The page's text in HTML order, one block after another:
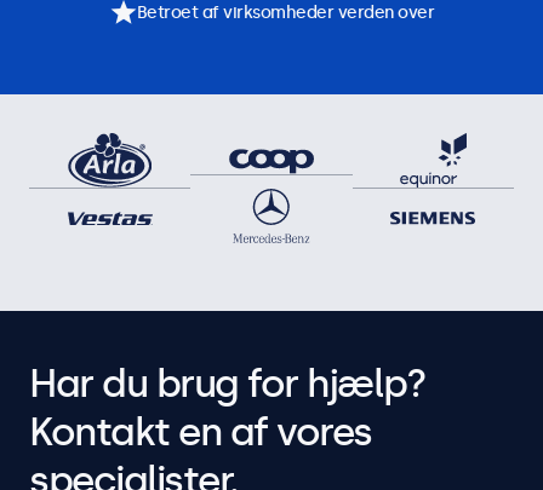
Betroet af virksomheder verden over
Har du brug for hjælp?
Kontakt en af vores
specialister.